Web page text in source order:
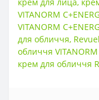
VITANORM
VITANORM
для обличчя,
обличчя VITANORM
крем для обличчя